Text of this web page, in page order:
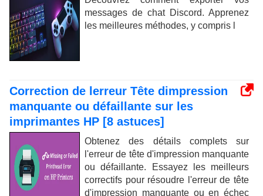
messages de chat Discord. Apprenez
les meilleures méthodes, y compris l
Correction de lerreur Tête dimpression
manquante ou défaillante sur les
imprimantes HP [8 astuces]
Obtenez des détails complets sur
l'erreur de tête d'impression manquante
ou défaillante. Essayez les meilleurs
correctifs pour résoudre l'erreur de tête
d'impression manquante ou en échec